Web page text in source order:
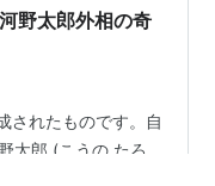
野太郎外相の奇
されたものです。自
太郎 (こうの たろ